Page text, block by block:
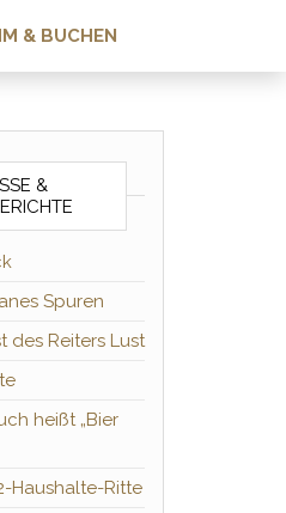
& BUCHEN
&
Spuren
des Reiters Lust
heißt „Bier
Haushalte-Ritte